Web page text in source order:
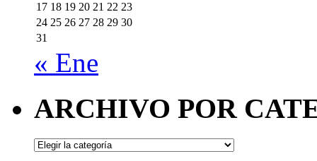
17 18 19 20 21 22 23
24 25 26 27 28 29 30
31
« Ene
ARCHIVO POR
ARCHIVO